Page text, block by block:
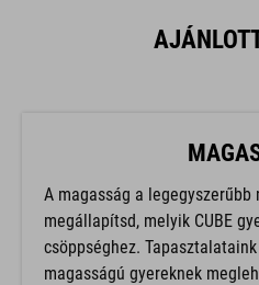
A magasság a legegyszerűbb
megállapítsd, melyik CUBE
csöppséghez.
magasságú gyereknek